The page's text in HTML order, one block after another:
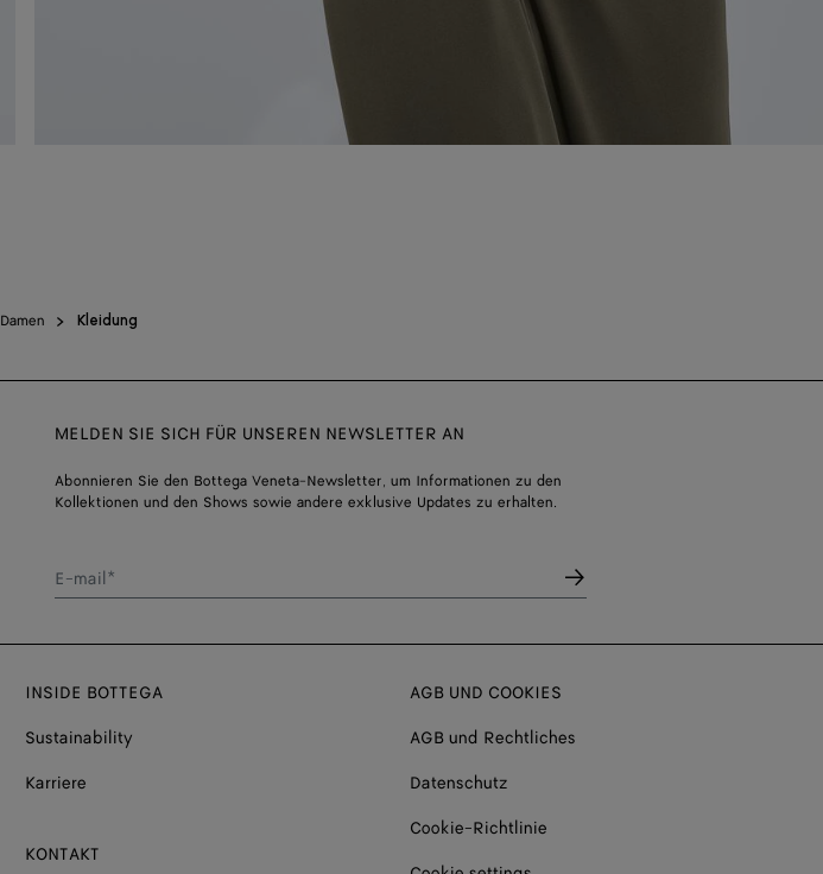
Damen Kleidung
MELDEN SIE SICH FÜR UNSEREN NEWSLETTER AN
Abonnieren Sie den Bottega Veneta-Newsletter, um Informationen zu den
Kollektionen und den Shows sowie andere exklusive Updates zu erhalten.
E-mail*
INSIDE BOTTEGA
Sustainability
Karriere
KONTAKT
AGB UND COOKIES
AGB und Rechtliches
Datenschutz
Cookie-Richtlinie